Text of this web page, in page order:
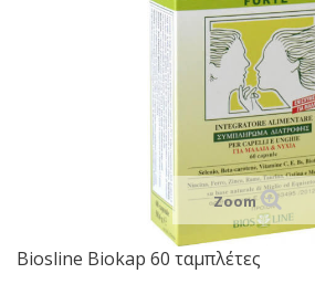
Zoom
Biosline Biokap 60 ταμπλέτες